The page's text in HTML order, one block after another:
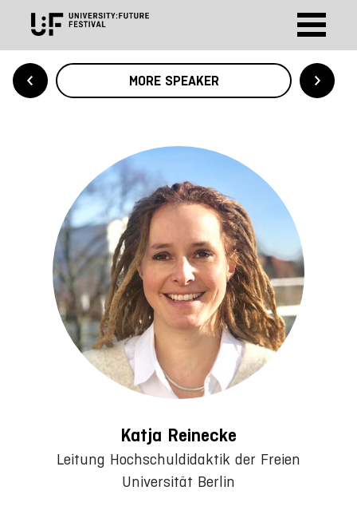
MORE SPEAKER
Katja Reinecke
Leitung Hochschuldidaktik der Freien
Universität Berlin